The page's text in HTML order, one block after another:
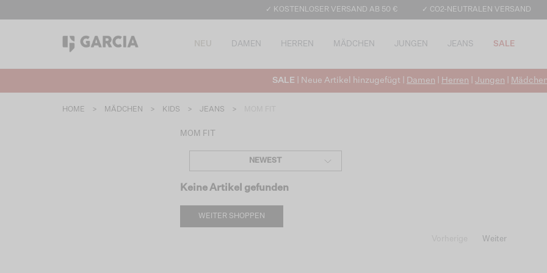
✓ KOSTENLOSER VERSAND AB 50 € ✓ CO2-NEUTRALEN VERSAND
NEU DAMEN HERREN MÄDCHEN JUNGEN JEANS SALE
SALE | Neue Artikel hinzugefügt | Damen Herren Jungen
HOME > MÄDCHEN > KIDS > JEANS >
MOM FIT
NEWEST
Keine Artikel gefunden
WEITER SHOPPEN
Weiter